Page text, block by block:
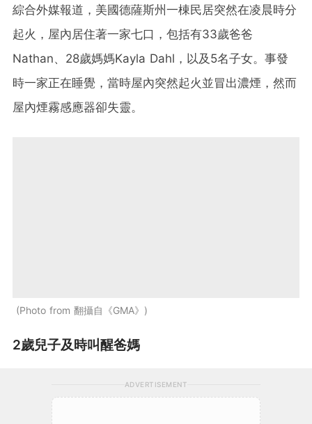
綜合外媒報道，美國德薩斯州一棟民居突然在凌晨時分
起火，屋內居住著一家七口，包括有33歲爸爸
Nathan、28歲媽媽Kayla Dahl，以及5名子女。事發
時一家正在睡覺，當時屋內突然起火並冒出濃煙，然而
屋內煙霧感應器卻失靈。
Photo from 翻攝自《GMA》
2歲兒子及時叫醒爸媽
ADVERTISEMENT